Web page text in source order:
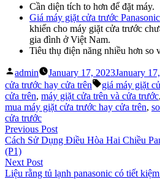
Cần diện tích to hơn để đặt máy.
Giá máy giặt cửa trước Panasonic
khiến cho máy giặt cửa trước
gia đình ở Việt Nam.
Tiêu thụ điện năng nhiều hơn so
Posted
by
admin January 17, 2023January
cửa trước hay cửa trên
Tags:
giá máy giặt
cửa trên, máy giặt cửa trên và cửa trước,
mua máy giặt cửa trước hay cửa trên,
cửa trước
Post
navigation
Previous PostPrevious
post:
Cách Sử Dụng Điều Hòa Hai Chiều
(P1)
Next PostNext
post:
Liệu rằng tủ lạnh panasonic có tiết